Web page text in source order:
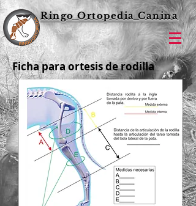
Ringo Ortopedia Canina
Ficha para ortesis de rodilla